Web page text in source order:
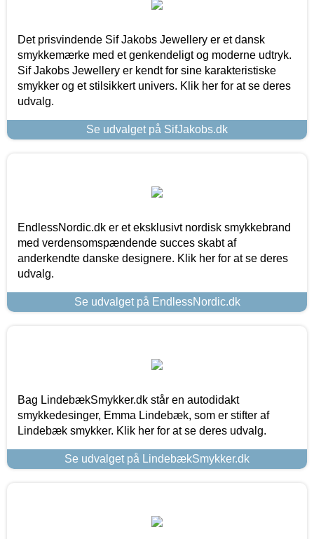
Det prisvindende Sif Jakobs Jewellery er et dansk
smykkemærke med et genkendeligt og moderne udtryk.
Sif Jakobs Jewellery er kendt for sine karakteristiske
smykker og et stilsikkert univers. Klik her for at se deres
udvalg.
Se udvalget på SifJakobs.dk
EndlessNordic.dk er et eksklusivt nordisk smykkebrand
med verdensomspændende succes skabt af
anderkendte danske designere. Klik her for at se deres
udvalg.
Se udvalget på EndlessNordic.dk
Bag LindebækSmykker.dk står en autodidakt
smykkedesinger, Emma Lindebæk, som er stifter af
Lindebæk smykker. Klik her for at se deres udvalg.
Se udvalget på LindebækSmykker.dk